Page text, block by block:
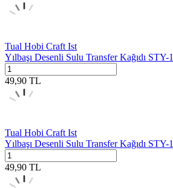
Tual Hobi Craft Ist
Yılbaşı Desenli Sulu Transfer Kağıdı STY-
49,90 TL
Tual Hobi Craft Ist
Yılbaşı Desenli Sulu Transfer Kağıdı STY-
49,90 TL